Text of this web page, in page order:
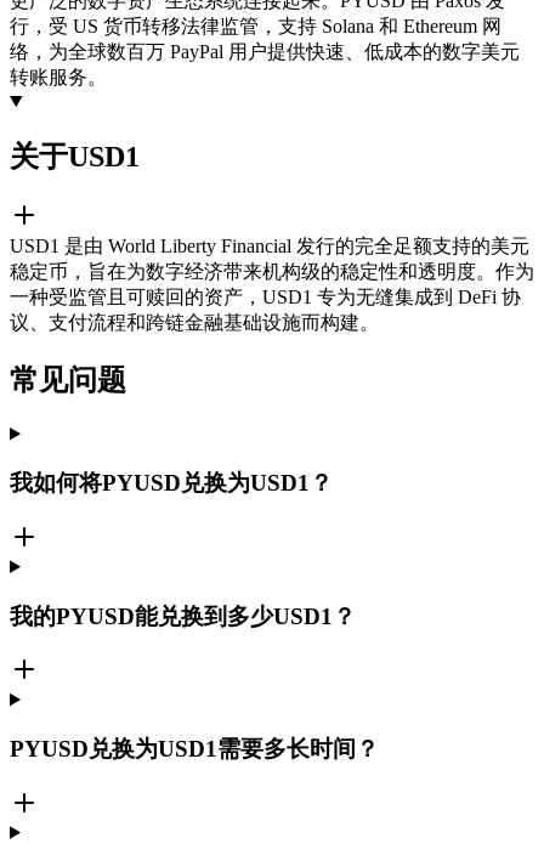
行，受 US 货币转移法律监管，支持 Solana 和 Ethereum 网
络，为全球数百万 PayPal 用户提供快速、低成本的数字美元
转账服务。
关于USD1
USD1 是由 World Liberty Financial 发行的完全足额支持的美元
稳定币，旨在为数字经济带来机构级的稳定性和透明度。作为
一种受监管且可赎回的资产，USD1 专为无缝集成到 DeFi 协
议、支付流程和跨链金融基础设施而构建。
常见问题
我如何将PYUSD兑换为USD1？
我的PYUSD能兑换到多少USD1？
PYUSD兑换为USD1需要多长时间？